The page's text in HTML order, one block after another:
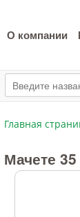
О компании
Главная
Мачете